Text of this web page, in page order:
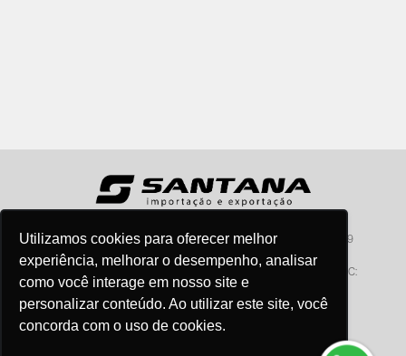
Utilizamos cookies para oferecer melhor
experiência, melhorar o desempenho, analisar
como você interage em nosso site e
personalizar conteúdo. Ao utilizar este site, você
concorda com o uso de cookies.
Santana - Importação e Exportação - CNPJ:57.464.653/0001-49
Atendimento por telefone: dias úteis, das 08:15hs às 18:00hs
SAC:
sac@santanaimport.com.br